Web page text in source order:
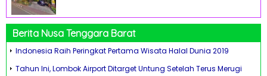
Berita Nusa Tenggara Barat
Indonesia Raih Peringkat Pertama Wisata Halal Dunia 2019
Tahun Ini, Lombok Airport Ditarget Untung Setelah Terus Merugi